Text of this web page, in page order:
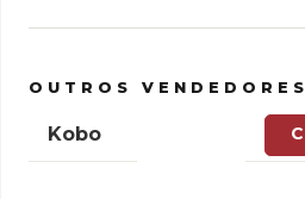
OUTROS VENDEDORES
Kobo